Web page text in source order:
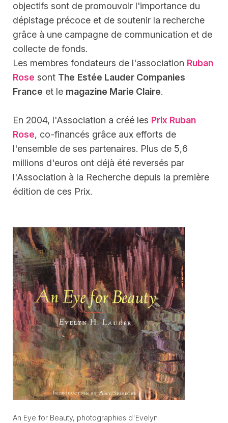
objectifs sont de promouvoir l'importance du
dépistage précoce et de soutenir la recherche
grâce à une campagne de communication et de
collecte de fonds.
Les membres fondateurs de l'association Ruban
Rose sont The Estée Lauder Companies
France et le magazine Marie Claire.
En 2004, l'Association a créé les Prix Ruban
Rose, co-financés grâce aux efforts de
l'ensemble de ses partenaires. Plus de 5,6
millions d'euros ont déjà été reversés par
l'Association à la Recherche depuis la première
édition de ces Prix.
An Eye for Beauty, photographies d'Evelyn